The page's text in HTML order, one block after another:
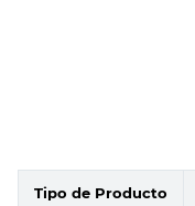
Tipo de Producto